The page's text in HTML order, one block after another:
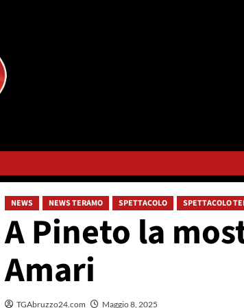
NEWS NEWS TERAMO SPETTACOLO SPETTACOLO
A Pineto la
Amari
TGAbruzzo24.com Maggio 8, 2025